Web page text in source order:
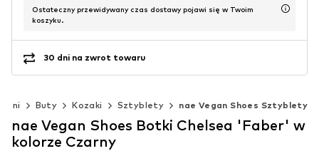
Ostateczny przewidywany czas dostawy pojawi się w Twoim
koszyku.
30 dni na zwrot towaru
Buty Kozaki Sztyblety nae Vegan Shoes Sztyblety
nae Vegan Shoes Botki Chelsea 'Faber' w
kolorze Czarny